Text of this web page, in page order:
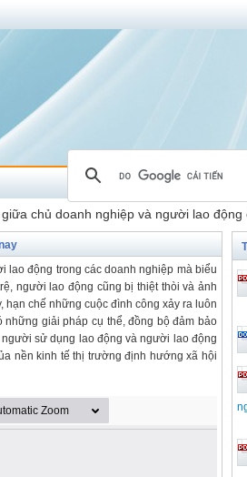
chủ doanh nghiệp và người lao động
động trong các doanh nghiệp mà biểu
người lao động cũng bị thiệt thòi và ảnh
hạn chế những cuộc đình công xảy ra luôn
giải pháp cụ thể, đồng bộ đảm bảo
sử dụng lao động và người lao động
nền kinh tế thị trường định hướng xã hội